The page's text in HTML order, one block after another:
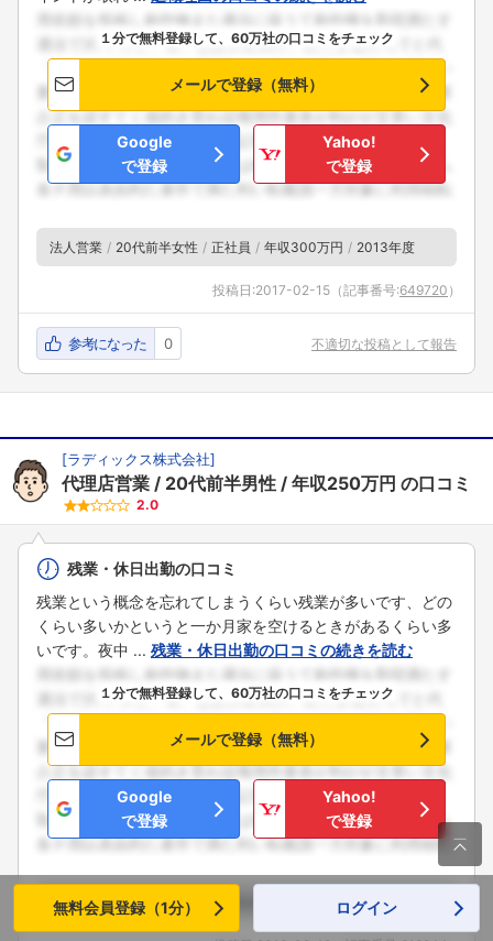
１分で無料登録して、60万社の口コミをチェック
メールで登録（無料）
Google
で登録
Yahoo!
で登録
法人営業 20代前半女性 正社員 年収300万円 2013年度
投稿日:2017-02-15 （記事番号:649720 ）
参考になった 0 不適切な投稿として報告
[ラディックス株式会社]
代理店営業 20代前半男性 年収250万円 の口コミ
2.0
残業・休日出勤の口コミ
残業という概念を忘れてしまうくらい残業が多いです、どの
くらい多いかというと一か月家を空けるときがあるくらい多
いです。夜中 ... 残業・休日出勤の口コミの続きを読む
１分で無料登録して、60万社の口コミをチェック
メールで登録（無料）
Google
で登録
Yahoo!
で登録
代理店営業 20代前半男性 年収250万円 2012年度

無料会員登録（1分） ログイン